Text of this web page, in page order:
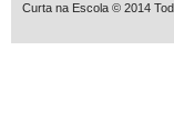
Curta na Escola © 2014